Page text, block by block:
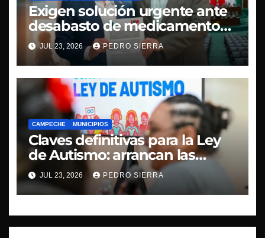
Exigen solución urgente ante
desabasto de medicamentos
oncológicos en Campeche
JUL 23, 2026 PEDRO SIERRA
CAMPECHE MUNICIPIOS
Claves definitivas para la Ley
de Autismo: arrancan las
mesas de la Consulta Pública
JUL 23, 2026 PEDRO SIERRA